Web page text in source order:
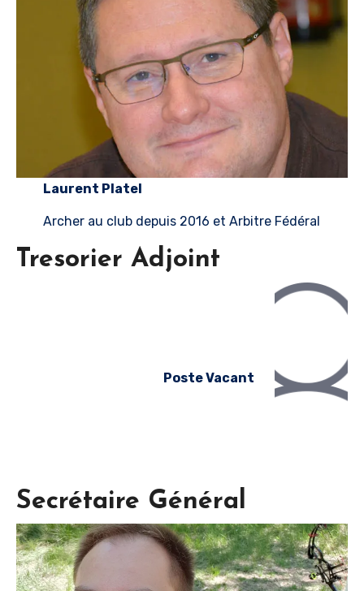
Laurent Platel
Archer au club depuis 2016 et Arbitre Fédéral
Tresorier Adjoint
Poste Vacant
Secrétaire Général